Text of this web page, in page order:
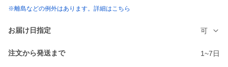
※離島などの例外はあります。詳細はこちら
お届け日指定 可
注文から発送まで 1~7日